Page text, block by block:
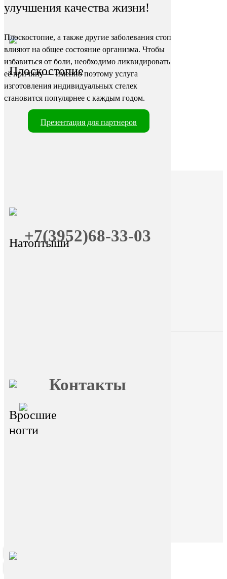
Плоскостопие
Натоптыши
Вросшие
ногти
улучшения качества жизни!
Плоскостопие, а также другие заболевания стоп
влияют на общее состояние организма. Чтобы
избавиться от боли, необходимо ликвидировать
её причину — именно поэтому услуга
изготовления индивидуальных стелек
становится популярнее с каждым годом.
Презентация для партнеров
+7(3952)68-33-03
Контакты
ул.Байкальская 236в/1, оф.1
Горячая линия
На сайте размещена ознакомительная